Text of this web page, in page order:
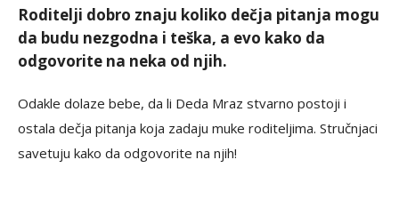
Roditelji dobro znaju koliko dečja pitanja mogu
da budu nezgodna i teška, a evo kako da
odgovorite na neka od njih.
Odakle dolaze bebe, da li Deda Mraz stvarno postoji i
ostala dečja pitanja koja zadaju muke roditeljima. Stručnjaci
savetuju kako da odgovorite na njih!